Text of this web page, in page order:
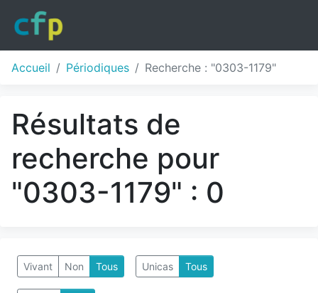
Accueil Périodiques Recherche : "0303-1179"
Résultats de
recherche pour
"0303-1179" : 0
Vivant Non Tous Unicas Tous